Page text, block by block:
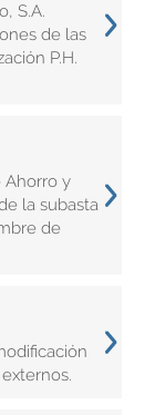
S.A.
de las
P.H.
Ahorro y
la subasta
de